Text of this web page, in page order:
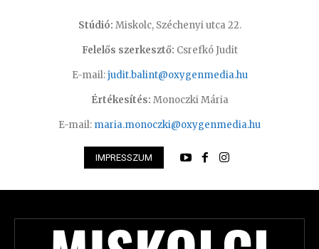
Stúdió: Miskolc, Széchenyi utca 22.
Felelős szerkesztő: Csrefkó Judit
E-mail:judit.balint@oxygenmedia.hu
Értékesítés: Monoczki Mária
E-mail: maria.monoczki@oxygenmedia.hu
IMPRESSZUM